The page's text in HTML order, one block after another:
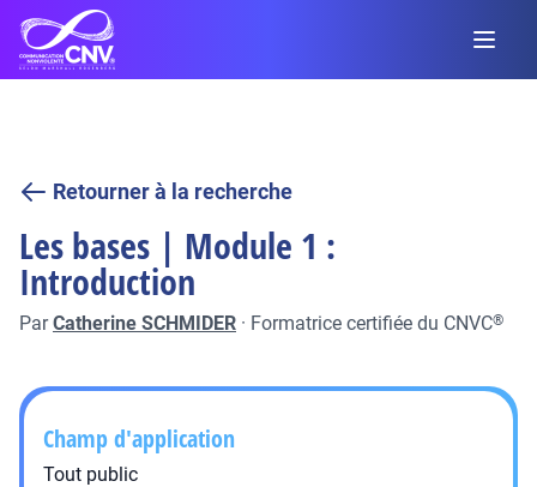
Retourner à la recherche
Les bases | Module 1 :
Introduction
ParCatherine SCHMIDER · Formatrice certifiée du CNVC®
Champ d'application
Tout public